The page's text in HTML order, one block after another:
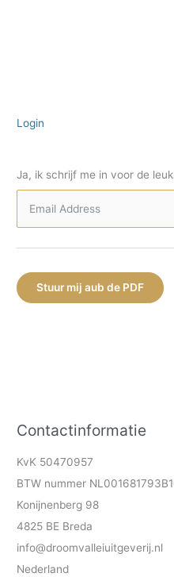
Login
Ja, ik schrijf me in voor de
Stuur mij aub de PDF
Contactinformatie
KvK 50470957
BTW nummer
Konijnenberg 98
4825 BE Breda
info@droomvalleiuitgeverij.nl
Nederland